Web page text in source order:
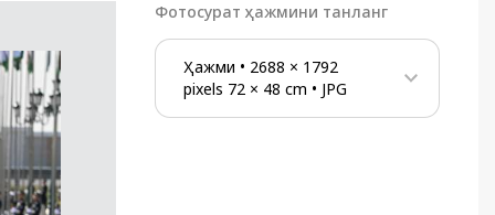
Фотосурат ҳажмини танланг
Ҳажми • 2688 × 1792
pixels 72× 48 cm • JPG